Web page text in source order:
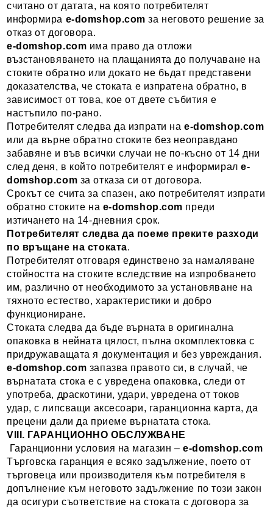
считано от датата, на която потребителят
информира e-domshop.com за неговото решение за
отказ от договора.
e-domshop.com има право да отложи
възстановяването на плащанията до получаване на
стоките обратно или докато не бъдат представени
доказателства, че стоката е изпратена обратно, в
зависимост от това, кое от двете събития е
настъпило по-рано.
Потребителят следва да изпрати наe-domshop.com
или да върне обратно стоките без неоправдано
забавяне и във всички случаи не по-късно от 14 дни
след деня, в който потребителят е информиралe-
domshop.com за отказа си от договора.
Срокът се счита за спазен, ако потребителят изпрати
обратно стоките на e-domshop.com преди
изтичането на 14-дневния срок.
Потребителят следва да поеме преките разходи
по връщане на стоката.
Потребителят отговаря единствено за намаляване
стойността на стоките вследствие на изпробването
им, различно от необходимото за установяване на
тяхното естество, характеристики и добро
функциониране.
Стоката следва да бъде върната в оригинална
опаковка в нейната цялост, пълна окомплектовка с
придружаващата я документация и без увреждания.
e-domshop.com запазва правото си, в случай, че
върнатата стока е с увредена опаковка, следи от
употреба, драскотини, удари, увредена от токов
удар, с липсващи аксесоари, гаранционна карта, да
прецени дали да приеме върнатата стока.
VIII. ГАРАНЦИОННО ОБСЛУЖВАНЕ
Гаранционни условия на магазин – e-domshop.com
Търговска гаранция е всяко задължение, поето от
търговеца или производителя към потребителя в
допълнение към неговото задължение по този закон
да осигури съответствие на стоката с договора за